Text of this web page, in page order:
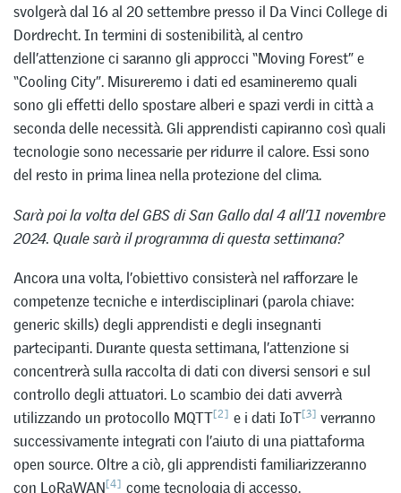
svolgerà dal 16 al 20 settembre presso il Da Vinci College di
Dordrecht. In termini di sostenibilità, al centro
dell’attenzione ci saranno gli approcci “Moving Forest” e
“Cooling City”. Misureremo i dati ed esamineremo quali
sono gli effetti dello spostare alberi e spazi verdi in città a
seconda delle necessità. Gli apprendisti capiranno così quali
tecnologie sono necessarie per ridurre il calore. Essi sono
del resto in prima linea nella protezione del clima.
Sarà poi la volta del GBS di San Gallo dal 4 all’11 novembre
2024. Quale sarà il programma di questa settimana?
Ancora una volta, l’obiettivo consisterà nel rafforzare le
competenze tecniche e interdisciplinari (parola chiave:
generic skills) degli apprendisti e degli insegnanti
partecipanti. Durante questa settimana, l’attenzione si
concentrerà sulla raccolta di dati con diversi sensori e sul
controllo degli attuatori. Lo scambio dei dati avverrà
utilizzando un protocollo MQTT[2] e i dati IoT[3] verranno
successivamente integrati con l’aiuto di una piattaforma
open source. Oltre a ciò, gli apprendisti familiarizzeranno
con LoRaWAN[4] come tecnologia di accesso.